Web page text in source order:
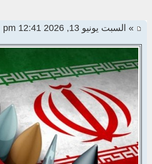
» السبت يونيو 13, 2026 12:41 pm